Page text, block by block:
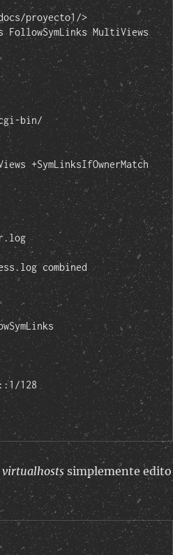
virtualhostssimplemente edito